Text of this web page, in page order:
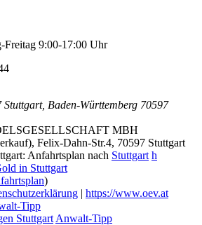
Freitag 9:00-17:00 Uhr
Stuttgart, Baden-Württemberg 70597
MBH
Felix-Dahn-Str.4, 70597 Stuttgart
Anfahrtsplan nach Stuttgart h
in Stuttgart
)
| https://www.oev.at
Tipp
Anwalt-Tipp